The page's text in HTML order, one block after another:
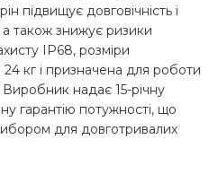
підвищує довговічність і
а також знижує ризики
IP68, розміри
кг і призначена для роботи
надає 15-річну
гарантію потужності, що
для довготривалих